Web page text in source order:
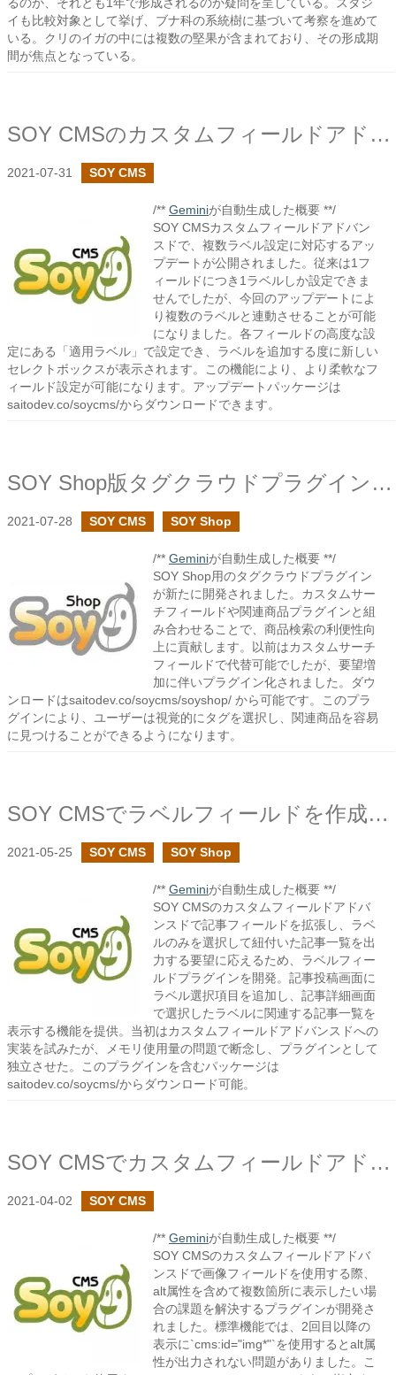
イも比較対象として挙げ、ブナ科の系統樹に基づいて考察を進めて
いる。クリのイガの中には複数の堅果が含まれており、その形成期
間が焦点となっている。
SOY CMSのカスタムフィールドアドバンスドで適用ラベルの設定で複数ラベルの設定を追加しました
2021-07-31 SOY CMS
/** Geminiが自動生成した概要 **/
SOY CMSカスタムフィールドアドバン
スドで、複数ラベル設定に対応するアッ
プデートが公開されました。従来は1フ
ィールドにつき1ラベルしか設定できま
せんでしたが、今回のアップデートによ
り複数のラベルと連動させることが可能
になりました。各フィールドの高度な設
定にある「適用ラベル」で設定でき、ラベルを追加する度に新しい
セレクトボックスが表示されます。この機能により、より柔軟なフ
ィールド設定が可能になります。アップデートパッケージは
saitodev.co/soycms/からダウンロードできます。
SOY Shop版タグクラウドプラグインを作成しました
2021-07-28 SOY CMS SOY Shop
/** Geminiが自動生成した概要 **/
SOY Shop用のタグクラウドプラグイン
が新たに開発されました。カスタムサー
チフィールドや関連商品プラグインと組
み合わせることで、商品検索の利便性向
上に貢献します。以前はカスタムサーチ
フィールドで代替可能でしたが、要望増
加に伴いプラグイン化されました。ダウ
ンロードはsaitodev.co/soycms/soyshop/ から可能です。このプラ
グインにより、ユーザーは視覚的にタグを選択し、関連商品を容易
に見つけることができるようになります。
SOY CMSでラベルフィールドを作成しました
2021-05-25 SOY CMS SOY Shop
/** Geminiが自動生成した概要 **/
SOY CMSのカスタムフィールドアドバ
ンスドで記事フィールドを拡張し、ラベ
ルのみを選択して紐付いた記事一覧を出
力する要望に応えるため、ラベルフィー
ルドプラグインを開発。記事投稿画面に
ラベル選択項目を追加し、記事詳細画面
で選択したラベルに関連する記事一覧を
表示する機能を提供。当初はカスタムフィールドアドバンスドへの
実装を試みたが、メモリ使用量の問題で断念し、プラグインとして
独立させた。このプラグインを含むパッケージは
saitodev.co/soycms/からダウンロード可能。
SOY CMSでカスタムフィールドアドバンスド イメージフィールドコピープラグインを作成しました
2021-04-02 SOY CMS
/** Geminiが自動生成した概要 **/
SOY CMSのカスタムフィールドアドバ
ンスドで画像フィールドを使用する際、
alt属性を含めて複数箇所に表示したい場
合の課題を解決するプラグインが開発さ
れました。標準機能では、2回目以降の
表示に`cms:id="img*"`を使用するとalt属
性が出力されない問題がありました。こ